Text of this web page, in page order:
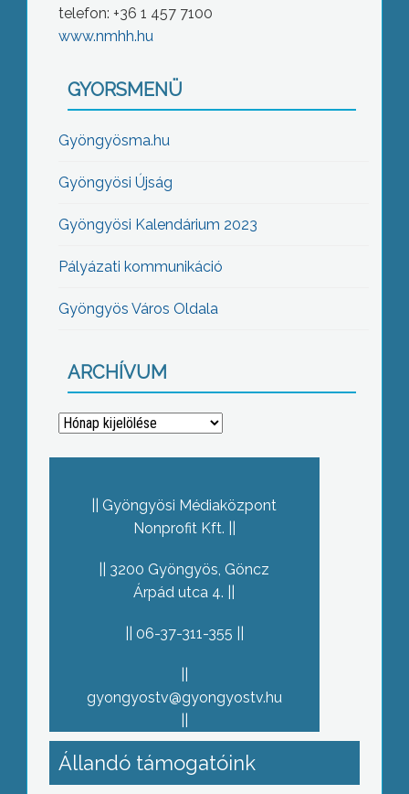
telefon: +36 1 457 7100
www.nmhh.hu
GYORSMENÜ
Gyöngyösma.hu
Gyöngyösi Újság
Gyöngyösi Kalendárium 2023
Pályázati kommunikáció
Gyöngyös Város Oldala
ARCHÍVUM
Archívum
Gyöngyösi Médiaközpont
Nonprofit Kft.
3200 Gyöngyös, Göncz
Árpád utca 4.
06-37-311-355
gyongyostv@gyongyostv.hu
Állandó támogatóink